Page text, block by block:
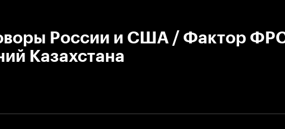
России и США / Фактор
Казахстана